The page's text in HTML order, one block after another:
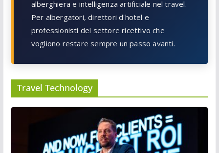
alberghiera e intelligenza artificiale nel travel.
Per albergatori, direttori d'hotel e
professionisti del settore ricettivo che
vogliono restare sempre un passo avanti.
Travel Technology